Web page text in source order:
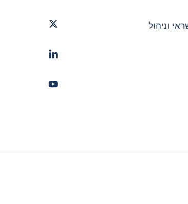
וניהול
Twitter
LinkedIn
Youtube